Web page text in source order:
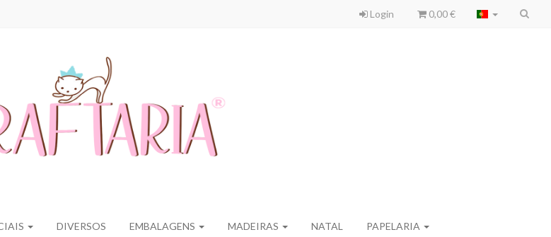
Login 0,00 €
DIVERSOS EMBALAGENS MADEIRAS NATAL PAPELARIA